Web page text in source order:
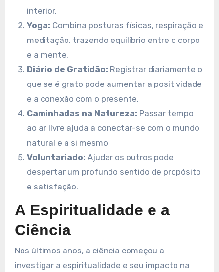
interior.
Yoga: Combina posturas físicas, respiração e
meditação, trazendo equilíbrio entre o corpo
e a mente.
Diário de Gratidão: Registrar diariamente o
que se é grato pode aumentar a positividade
e a conexão com o presente.
Caminhadas na Natureza: Passar tempo
ao ar livre ajuda a conectar-se com o mundo
natural e a si mesmo.
Voluntariado: Ajudar os outros pode
despertar um profundo sentido de propósito
e satisfação.
A Espiritualidade e a
Ciência
Nos últimos anos, a ciência começou a
investigar a espiritualidade e seu impacto na